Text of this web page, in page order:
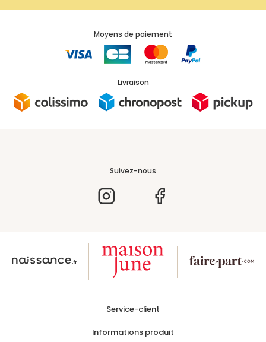
Vous avez reçu unéchantillon
Voulez-vous passer commande ?
Se connecter
Moyens de paiement
Livraison
Suivez-nous
Service-client
Informations produit